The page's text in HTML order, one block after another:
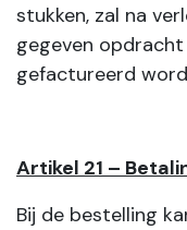
stukken, zal na
gegeven
gefactureerd
Artikel 21 –
Bij de bestelling